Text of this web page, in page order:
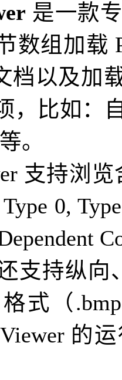
是一款
数组加载
档以及加
，比如：
。
支持浏
0,
支持纵向
式（
的